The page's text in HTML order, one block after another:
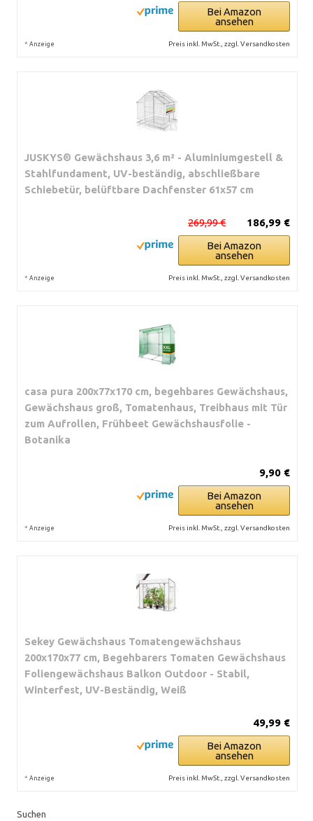
Bei Amazon
ansehen
* Anzeige Preis inkl. MwSt., zzgl. Versandkosten
JUSKYS® Gewächshaus 3,6 m² - Aluminiumgestell &
Stahlfundament, UV-beständig, abschließbare
Schiebetür, belüftbare Dachfenster 61x57 cm
186,99 €
269,99 €
Bei Amazon
ansehen
* Anzeige Preis inkl. MwSt., zzgl. Versandkosten
casa pura 200x77x170 cm, begehbares Gewächshaus,
Gewächshaus groß, Tomatenhaus, Treibhaus mit Tür
zum Aufrollen, Frühbeet Gewächshausfolie -
Botanika
9,90 €
Bei Amazon
ansehen
* Anzeige Preis inkl. MwSt., zzgl. Versandkosten
Sekey Gewächshaus Tomatengewächshaus
200x170x77 cm, Begehbarers Tomaten Gewächshaus
Foliengewächshaus Balkon Outdoor - Stabil,
Winterfest, UV-Beständig, Weiß
49,99 €
Bei Amazon
ansehen
* Anzeige Preis inkl. MwSt., zzgl. Versandkosten
Suchen